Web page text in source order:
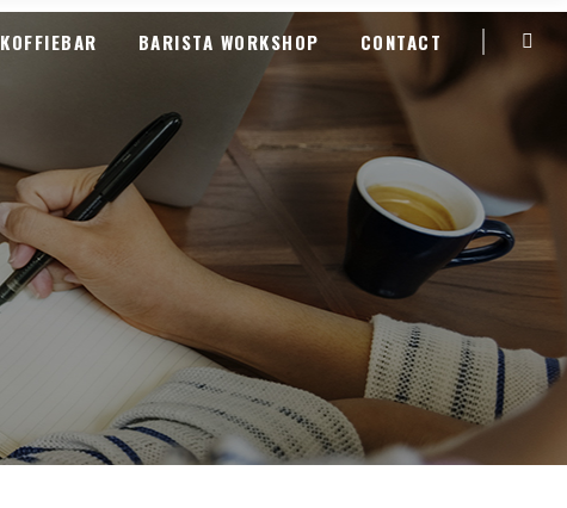
KOFFIEBAR BARISTA WORKSHOP CONTACT